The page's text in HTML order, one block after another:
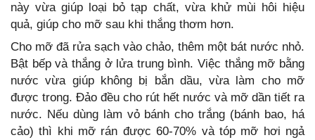
này vừa giúp loại bỏ tạp chất, vừa khử mùi hôi hiệu
quả, giúp cho mỡ sau khi thắng thơm hơn.
Cho mỡ đã rửa sạch vào chảo, thêm một bát nước nhỏ.
Bật bếp và thắng ở lửa trung bình. Việc thắng mỡ bằng
nước vừa giúp không bị bắn dầu, vừa làm cho mỡ
được trong. Đảo đều cho rút hết nước và mỡ dần tiết ra
nước. Nếu dùng làm vỏ bánh cho trắng (bánh bao, há
cảo) thì khi mỡ rán được 60-70% và tóp mỡ hơi ngả